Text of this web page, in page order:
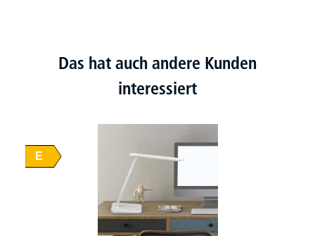
Das hat auch andere Kunden
interessiert
E